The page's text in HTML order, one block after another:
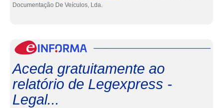
Documentação De Veículos, Lda.
Aceda gratuitamente ao
relatório de Legexpress -
Legal...